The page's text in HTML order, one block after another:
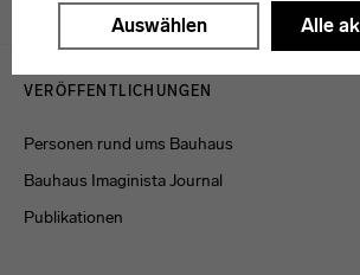
"Auswählen".
Datenschutzerklärung
Auswählen Alle
Menulinks
VERÖFFENTLICHUNGEN
Personen rund ums Bauhaus
Bauhaus Imaginista Journal
Publikationen